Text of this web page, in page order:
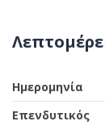
Ημερομηνία
Επενδυτικός